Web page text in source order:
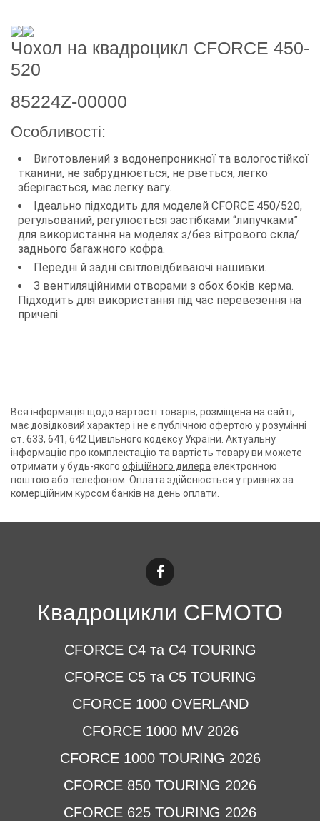
Чохол на квадроцикл CFORCE 450-
520
85224Z-00000
Особливості:
Виготовлений з водонепроникної та вологостійкої
тканини, не забруднюється, не рветься, легко
зберігається, має легку вагу.
Ідеально підходить для моделей CFORCE 450/520,
регульований, регулюється застібками “липучками”
для використання на моделях з/без вітрового скла/
заднього багажного кофра.
Передні й задні світловідбиваючі нашивки.
З вентиляційними отворами з обох боків керма.
Підходить для використання під час перевезення на
причепі.
Вся інформація щодо вартості товарів, розміщена на сайті,
має довідковий характер і не є публічною офертою у розумінні
ст. 633, 641, 642 Цивільного кодексу України. Актуальну
інформацію про комплектацію та вартість товару ви можете
отримати у будь-якого офіційного дилера електронною
поштою або телефоном. Оплата здійснюється у гривнях за
комерційним курсом банків на день оплати.
Квадроцикли CFMOTO
CFORCE C4 та C4 TOURING
CFORCE C5 та C5 TOURING
CFORCE 1000 OVERLAND
CFORCE 1000 MV 2026
CFORCE 1000 TOURING 2026
CFORCE 850 TOURING 2026
CFORCE 625 TOURING 2026